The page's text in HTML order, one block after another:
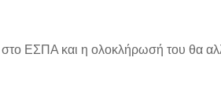
στο ΕΣΠΑ και η ολοκλήρωσή του θα